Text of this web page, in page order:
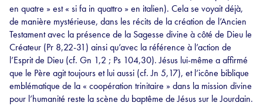
en quatre » est « si fa in quattro » en italien). Cela se voyait déjà,
de manière mystérieuse, dans les récits de la création de l’Ancien
Testament avec la présence de la Sagesse divine à côté de Dieu le
Créateur (Pr 8,22-31) ainsi qu’avec la référence à l’action de
l’Esprit de Dieu (cf. Gn 1,2 ; Ps 104,30). Jésus lui-même a affirmé
que le Père agit toujours et lui aussi (cf. Jn 5,17), et l’icône biblique
emblématique de la « coopération trinitaire » dans la mission divine
pour l’humanité reste la scène du baptême de Jésus sur le Jourdain.